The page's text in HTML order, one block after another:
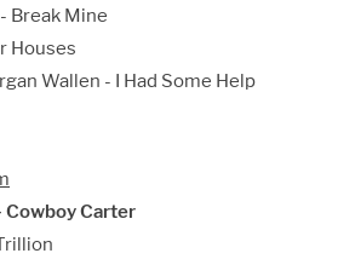
Break Mine
Houses
Wallen - I Had Some Help
Cowboy Carter